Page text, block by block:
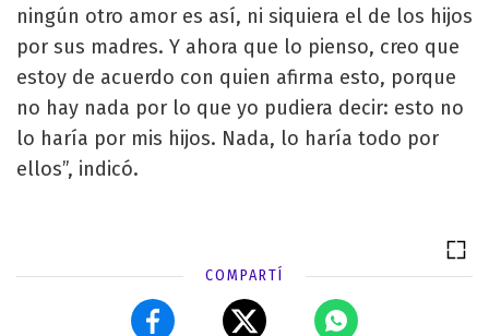
ningún otro amor es así, ni siquiera el de los hijos
por sus madres. Y ahora que lo pienso, creo que
estoy de acuerdo con quien afirma esto, porque
no hay nada por lo que yo pudiera decir: esto no
lo haría por mis hijos. Nada, lo haría todo por
ellos”, indicó.
COMPARTÍ